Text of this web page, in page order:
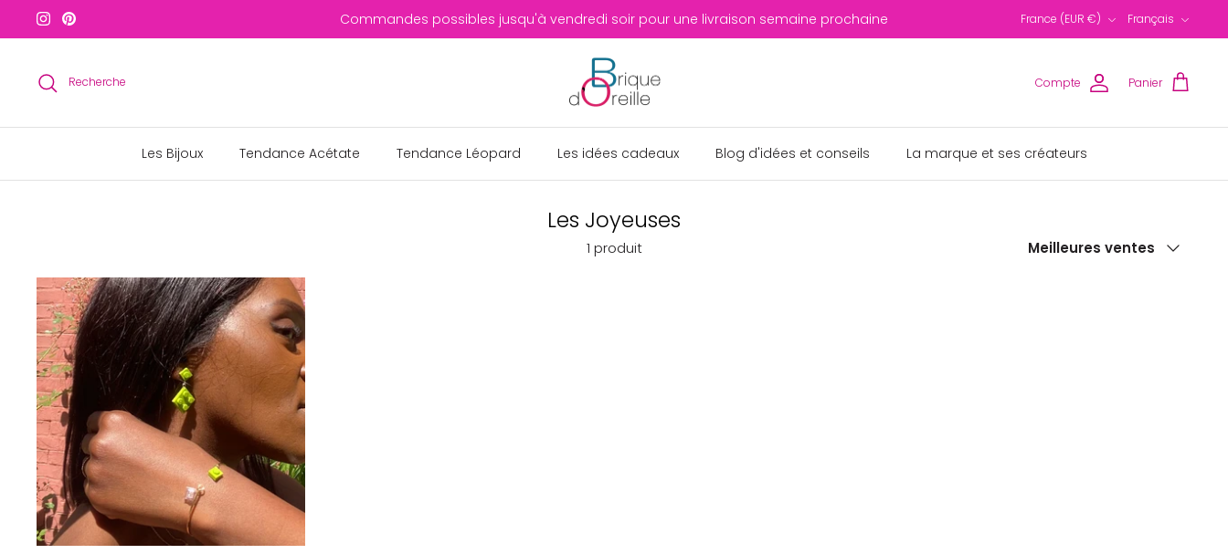
Passer
Commandes possibles jusqu'à vendredi soir pour une livraison semaine prochaine France (EUR €) Français
Recherche Compte Panier
Les Bijoux Tendance Acétate Tendance Léopard Les idées cadeaux Blog d'idées et conseils La marque et ses créateurs
Les Joyeuses
1 produit
Trier
Meilleures ventes